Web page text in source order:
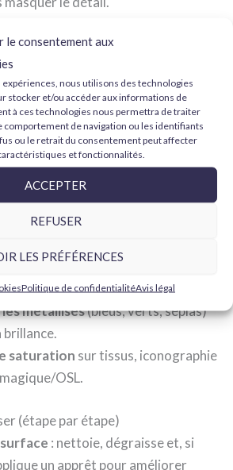
le consentement aux
nous utilisons des technologies
stocker et/ou accéder aux informations de
à ces technologies nous permettra de traiter
comportement de navigation ou les identifiants
ou le retrait du consentement peut affecter
et fonctionnalités.
ACCEPTER
REFUSER
LES PRÉFÉRENCES
Politique de confidentialitéAvis légal
INK | Vallejo– encres acryliques en
gouttes (18 ml) pour ombrer,
tons et créer des effets de
figurines et maquettes.
?
tracerpanels, plis et recoins avec
des transitions douces sans perdre
qui unifient et enrichissent le
métallisés(bleus, verts, sépias)
brillance.
saturation sur tissus, iconographie
OSL.
(étape par étape)
: nettoie, dégraisse et, si
un apprêt pour améliorer